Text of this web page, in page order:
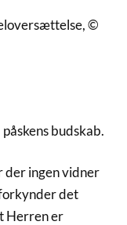
©
budskab.
der ingen vidner
det
Herren er